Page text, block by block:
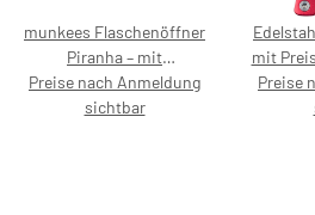
munkees Flaschenöffner
Piranha – mit
Preisaufdruck 5,99 €
Preise nach Anmeldung
sichtbar
mit
Preise